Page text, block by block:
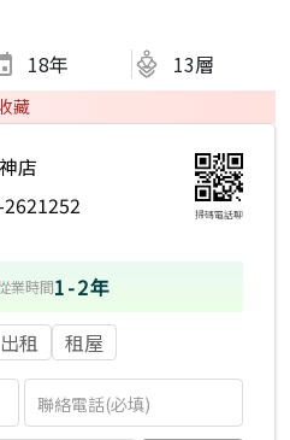
18年 13層
藏
店
掃碼電話聊
業時間1-2年
出租 租屋